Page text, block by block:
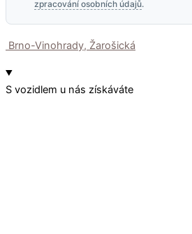
zpracování osobních údajů.
Brno-Vinohrady, Žarošická
S vozidlem u nás získáváte